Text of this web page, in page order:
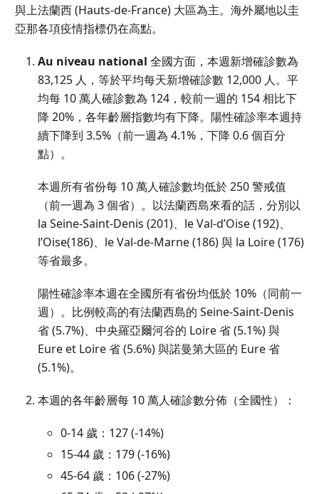
與上法蘭西 (Hauts-de-France) 大區為主。海外屬地以圭
亞那各項疫情指標仍在高點。
Au niveau national 全國方面，本週新增確診數為
83,125 人，等於平均每天新增確診數 12,000 人。平
均每 10 萬人確診數為 124，較前一週的 154 相比下
降 20%，各年齡層指數均有下降。陽性確診率本週持
續下降到 3.5%（前一週為 4.1%，下降 0.6 個百分
點）。
本週所有省份每 10 萬人確診數均低於 250 警戒值
（前一週為 3 個省）。以法蘭西島來看的話，分別以
la Seine-Saint-Denis (201)、le Val-d’Oise (192)、
l’Oise(186)、le Val-de-Marne (186) 與 la Loire (176)
等省最多。
陽性確診率本週在全國所有省份均低於 10%（同前一
週）。比例較高的有法蘭西島的 Seine-Saint-Denis
省 (5.7%)、中央羅亞爾河谷的 Loire 省 (5.1%) 與
Eure et Loire 省 (5.6%) 與諾曼第大區的 Eure 省
(5.1%)。
本週的各年齡層每 10 萬人確診數分佈（全國性）：
0-14 歲：127 (-14%)
15-44 歲：179 (-16%)
45-64 歲：106 (-27%)